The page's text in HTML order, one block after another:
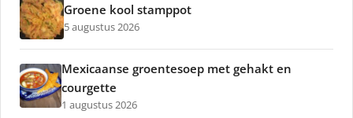
Groene kool stamppot
5 augustus 2026
Mexicaanse groentesoep met gehakt en
courgette
1 augustus 2026